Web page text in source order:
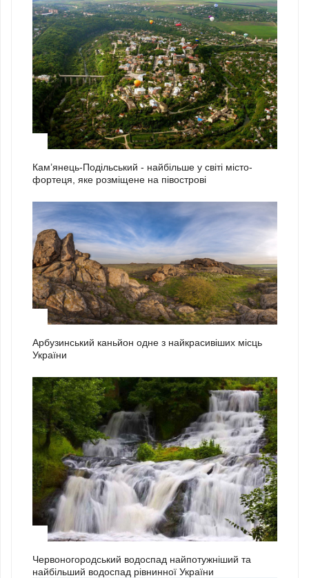
Кам’янець-Подільський - найбільше у світі місто-
фортеця, яке розміщене на півострові
Арбузинський каньйон одне з найкрасивіших місць
України
Червоногородський водоспад найпотужніший та
найбільший водоспад рівнинної України